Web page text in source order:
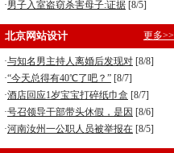
·男子入室盗窃杀害母子:证据 [8/5]
北京网站设计 更多>>
·与知名男主持人离婚后发现对 [8/8]
·“今天总得有40℃了吧？” [8/7]
·酒店回应1岁宝宝打碎纸巾盒 [8/7]
·号召领导干部带头休假，是因 [8/6]
·河南汝州一公职人员被举报在 [8/5]